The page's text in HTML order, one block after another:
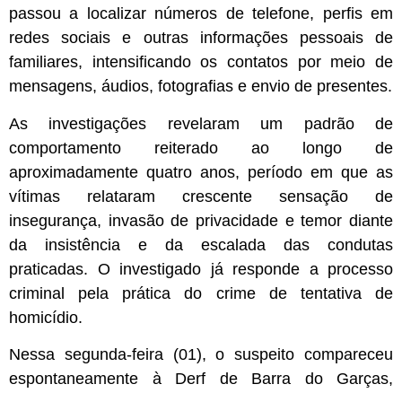
passou a localizar números de telefone, perfis em
redes sociais e outras informações pessoais de
familiares, intensificando os contatos por meio de
mensagens, áudios, fotografias e envio de presentes.
As investigações revelaram um padrão de
comportamento reiterado ao longo de
aproximadamente quatro anos, período em que as
vítimas relataram crescente sensação de
insegurança, invasão de privacidade e temor diante
da insistência e da escalada das condutas
praticadas. O investigado já responde a processo
criminal pela prática do crime de tentativa de
homicídio.
Nessa segunda-feira (01), o suspeito compareceu
espontaneamente à Derf de Barra do Garças,